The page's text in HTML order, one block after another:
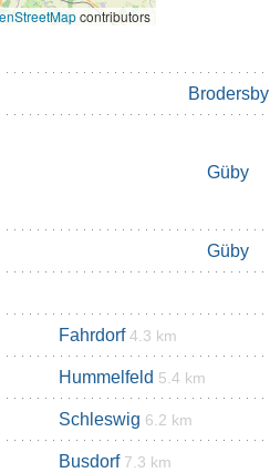
contributors
Brodersby
Güby
Güby
Fahrdorf 4.3 km
Hummelfeld 5.4 km
Schleswig 6.2 km
Busdorf 7.3 km